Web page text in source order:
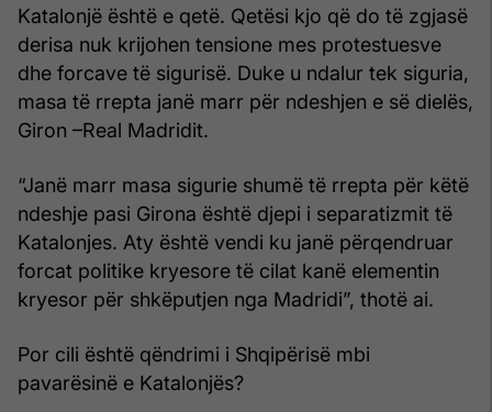
Katalonjë është e qetë. Qetësi kjo që do të zgjasë
derisa nuk krijohen tensione mes protestuesve
dhe forcave të sigurisë. Duke u ndalur tek siguria,
masa të rrepta janë marr për ndeshjen e së dielës,
Giron –Real Madridit.
“Janë marr masa sigurie shumë të rrepta për këtë
ndeshje pasi Girona është djepi i separatizmit të
Katalonjes. Aty është vendi ku janë përqendruar
forcat politike kryesore të cilat kanë elementin
kryesor për shkëputjen nga Madridi”, thotë ai.
Por cili është qëndrimi i Shqipërisë mbi
pavarësinë e Katalonjës?